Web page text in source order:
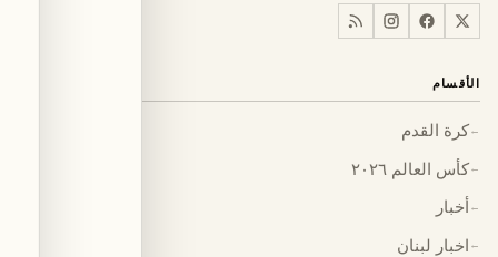
الأقسام
←كرة القدم
←كأس العالم ٢٠٢٦
←أخبار
← اخبار لبنان